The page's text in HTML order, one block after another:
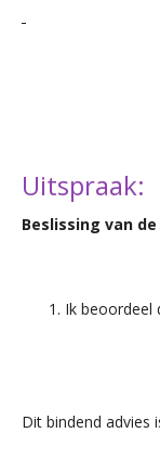
Uitspraak:
Beslissing van
Ik beoordeel
Dit bindend advies